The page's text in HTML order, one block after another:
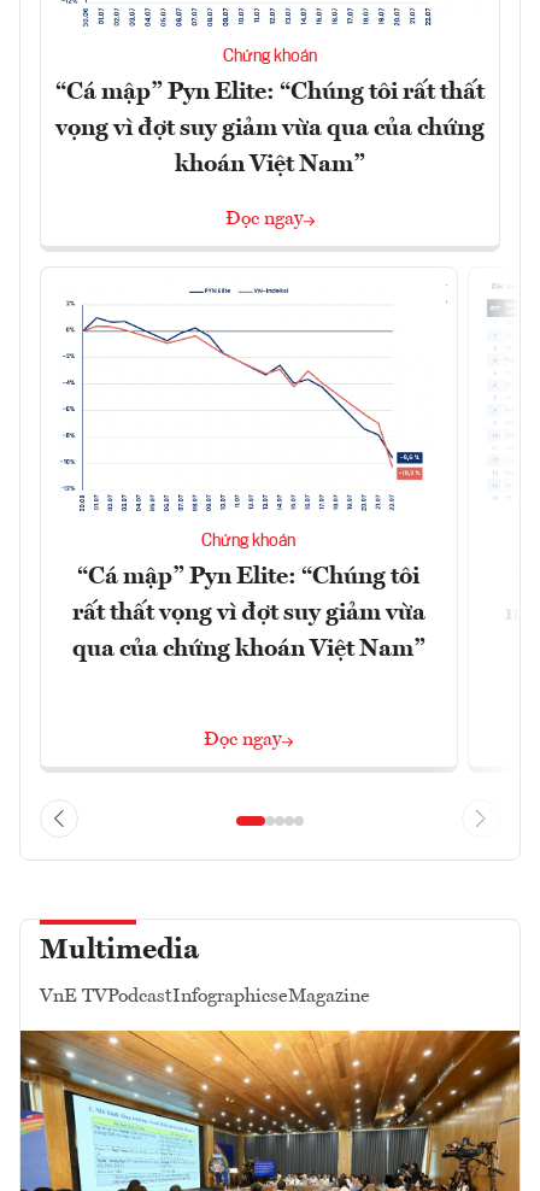
Chứng khoán
“Cá mập” Pyn Elite: “Chúng tôi rất thất
vọng vì đợt suy giảm vừa qua của chứng
khoán Việt Nam”
Đọc ngay
Chứng khoán
“Cá mập” Pyn Elite: “Chúng tôi
rất thất vọng vì đợt suy giảm vừa
qua của chứng khoán Việt Nam”
Đọc ngay
Multimedia
VnE TVPodcastInfographicseMagazine